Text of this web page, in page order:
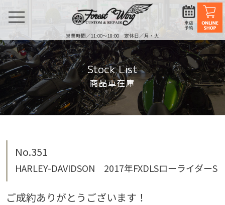
営業時間／11:00〜18:00 定休日／月・火
toggle
navigation
Stock List
商品車在庫
No.351
HARLEY-DAVIDSON 2017年FXDLSローライダーS
ご成約ありがとうございます！